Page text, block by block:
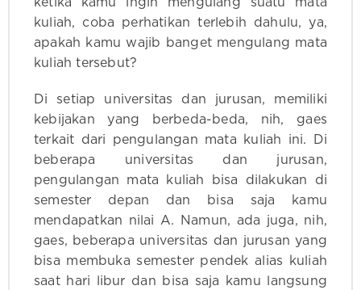
kuliah, coba perhatikan terlebih dahulu, ya,
apakah kamu wajib banget mengulang mata
kuliah tersebut?
Di setiap universitas dan jurusan, memiliki
kebijakan yang berbeda-beda, nih, gaes
terkait dari pengulangan mata kuliah ini. Di
beberapa universitas dan jurusan,
pengulangan mata kuliah bisa dilakukan di
semester depan dan bisa saja kamu
mendapatkan nilai A. Namun, ada juga, nih,
gaes, beberapa universitas dan jurusan yang
bisa membuka semester pendek alias kuliah
saat hari libur dan bisa saja kamu langsung